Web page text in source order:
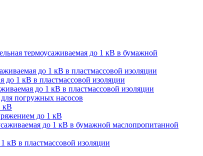
термоусаживаемая до 1 кВ в бумажной
до 1 кВ в пластмассовой изоляции
до 1 кВ в пластмассовой изоляции
до 1 кВ в пластмассовой изоляции
погружных насосов
кВ
до 1 кВ
до 1 кВ в бумажной маслопропитанной
кВ в пластмассовой изоляции